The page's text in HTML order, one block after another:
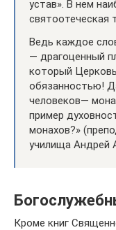
устав». В нем
святоотеческая
Ведь каждое
— драгоценный
который
обязанностью!
человеков—
пример
монахов?»
училища Андрей
Кроме книг